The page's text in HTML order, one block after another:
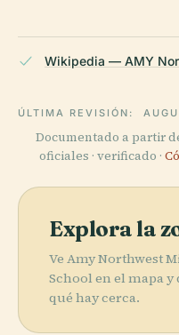
Wikipedia — AMY
ÚLTIMA REVISIÓN:
Documentado a partir
oficiales · verificado ·
Explora la
Ve Amy Northwest
School en el mapa y
qué hay cerca.